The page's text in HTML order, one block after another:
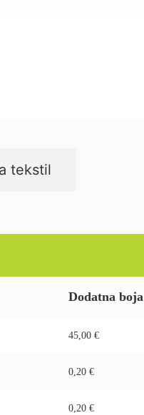
tekstil
Dodatna boja
45,00 €
0,20 €
0,20 €